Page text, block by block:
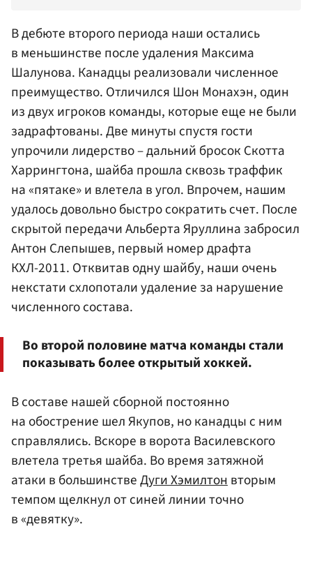
В дебюте второго периода наши остались
в меньшинстве после удаления Максима
Шалунова. Канадцы реализовали численное
преимущество. Отличился Шон Монахэн, один
из двух игроков команды, которые еще не были
задрафтованы. Две минуты спустя гости
упрочили лидерство – дальний бросок Скотта
Харрингтона, шайба прошла сквозь траффик
на «пятаке» и влетела в угол. Впрочем, нашим
удалось довольно быстро сократить счет. После
скрытой передачиАльберта Яруллина забросил
Антон Слепышев, первый номер драфта
КХЛ-2011. Отквитав одну шайбу, наши очень
некстати схлопотали удаление за нарушение
численного состава.
Во второй половине матча команды стали
показывать более открытый хоккей.
В составе нашей сборной постоянно
на обострение шел Якупов, но канадцы с ним
справлялись. Вскоре в ворота Василевского
влетела третья шайба. Во время затяжной
атаки в большинствеДуги Хэмилтон вторым
темпом щелкнул от синей линии точно
в «девятку».